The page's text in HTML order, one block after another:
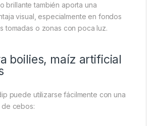
brillante también aporta una
visual, especialmente en fondos
tomadas o zonas con poca luz.
boilies, maíz artificial
puede utilizarse fácilmente con una
cebos: